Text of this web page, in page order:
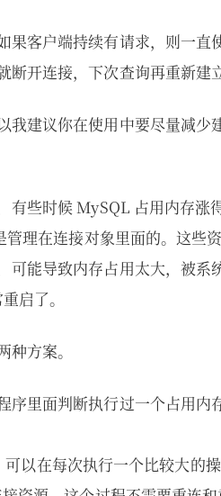
果客户端持续有请求，则一直
开连接，下次查询再重新建
我建议你在使用中要尽量减少
有些时候 MySQL 占用内存涨
理在连接对象里面的。这些
可能导致内存占用太大，被系
启了。
方案。
序里面判断执行过一个占用内
以在每次执行一个比较大的